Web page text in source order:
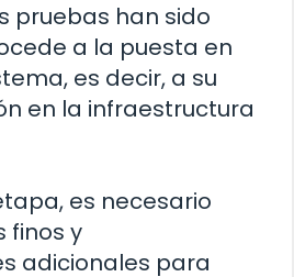
pruebas han sido
a la puesta en
es decir, a su
en la infraestructura
es necesario
finos y
adicionales para